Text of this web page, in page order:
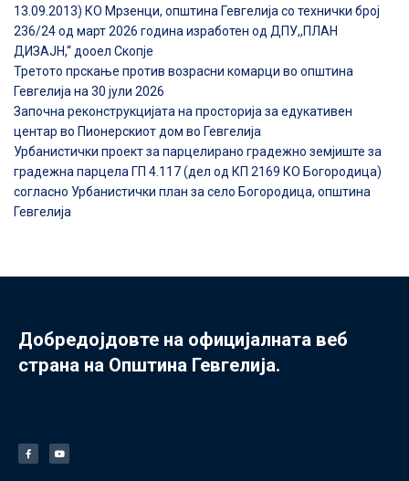
13.09.2013) КО Мрзенци, општина Гевгелија со технички број
236/24 од март 2026 година изработен од ДПУ,,ПЛАН
ДИЗАЈН,“ дооел Скопје
Третото прскање против возрасни комарци во општина
Гевгелија на 30 јули 2026
Започна реконструкцијата на просторија за едукативен
центар во Пионерскиот дом во Гевгелија
Урбанистички проект за парцелирано градежно земјиште за
градежна парцела ГП 4.117 (дел од КП 2169 КО Богородица)
согласно Урбанистички план за село Богородица, општина
Гевгелија
Добредојдовте на официјалната веб
страна на Општина Гевгелија.